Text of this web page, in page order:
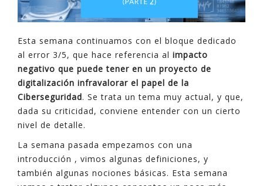
Esta semana continuamos con el bloque dedicado
al error 3/5, que hace referencia al impacto
negativo que puede tener en un proyecto de
digitalización infravalorar el papel de la
Ciberseguridad. Se trata un tema muy actual, y que,
dada su criticidad, conviene entender con un cierto
nivel de detalle.
La semana pasada empezamos con una
introducción , vimos algunas definiciones, y
también algunas nociones básicas. Esta semana